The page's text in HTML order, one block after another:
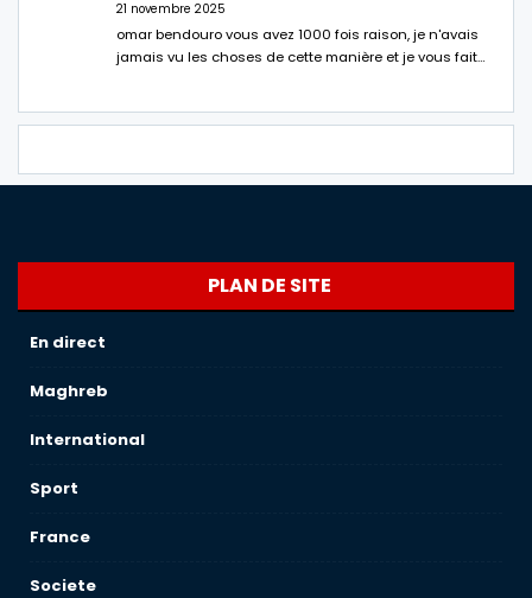
21 novembre 2025
omar bendouro vous avez 1000 fois raison, je n'avais
jamais vu les choses de cette manière et je vous fait…
PLAN DE SITE
En direct
Maghreb
International
Sport
France
Societe